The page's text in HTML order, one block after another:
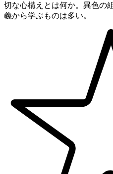
切な心構えとは何か。異色の
義から学ぶものは多い。